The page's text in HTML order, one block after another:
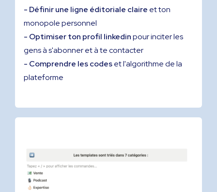
- Définir une ligne éditoriale claire et ton
monopole personnel
- Optimiser ton profil linkedinpour inciter les
gens à s'abonner et à te contacter
- Comprendre les codeset l'algorithme de la
plateforme